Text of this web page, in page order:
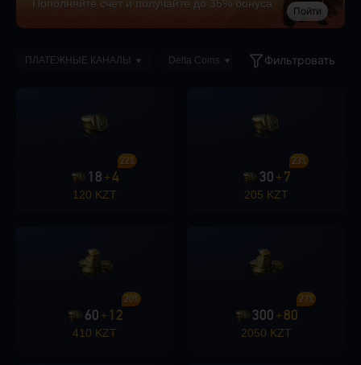
Пополняйте счет и получайте до 35% бонуса
Пойти
ПЛАТЕЖНЫЕ КАНАЛЫ Delta Coins Фильтровать
18 + 4
22%
120 KZT
30 + 7
23%
205 KZT
60 + 12
20%
410 KZT
300 +80
27%
2050 KZT